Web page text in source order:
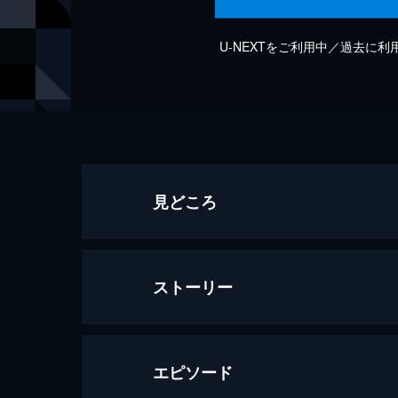
U-NEXTをご利用中／過去に利
見どころ
ストーリー
エピソード